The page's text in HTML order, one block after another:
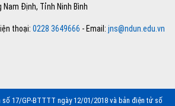
Nam Định, Tỉnh Ninh Bình
thoại: 0228 3649666 - Email: jns@ndun.edu.vn
số 17/GP-BTTTT ngày 12/01/2018 và bản điện tử số